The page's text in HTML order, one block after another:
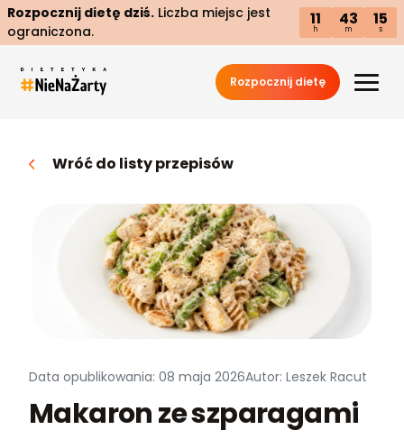
Rozpocznij dietę dziś. Liczba miejsc jest
ograniczona.
11
h
43
m
14
s
Rozpocznij dietę
Wróć do listy przepisów
Data opublikowania: 08 maja 2026Autor: Leszek Racut
Makaron ze szparagami